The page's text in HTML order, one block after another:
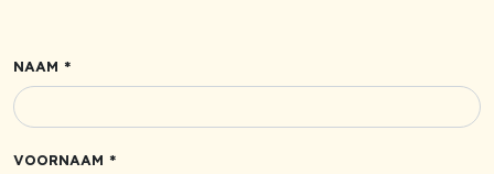
NAAM *
VOORNAAM *